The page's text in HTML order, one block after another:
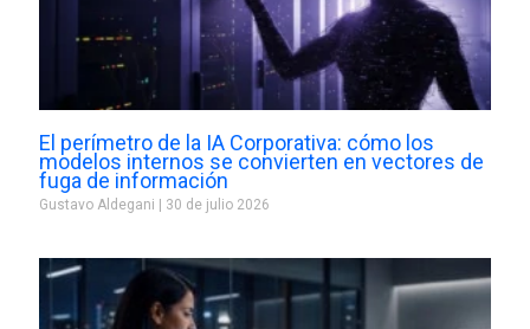
El perímetro de la IA Corporativa: cómo los
modelos internos se convierten en vectores de
fuga de información
Gustavo Aldegani 30 de julio 2026